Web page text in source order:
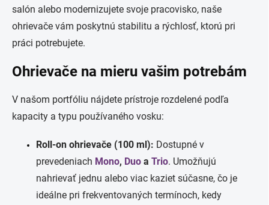
v
ý
u
salón alebo modernizujete svoje pracovisko, naše
ohrievače vám poskytnú stabilitu a rýchlosť, ktorú pri
práci potrebujete.
Ohrievače na mieru vašim potrebám
V našom portfóliu nájdete prístroje rozdelené podľa
kapacity a typu používaného vosku:
Roll-on ohrievače (100 ml): Dostupné v
prevedeniach Mono, Duo a Trio. Umožňujú
nahrievať jednu alebo viac kaziet súčasne, čo je
ideálne pri frekventovaných termínoch, kedy